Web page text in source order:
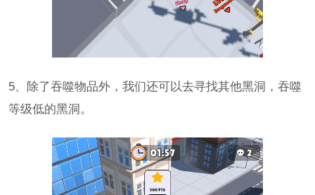
5、除了吞噬物品外，我们还可以去寻找其他黑洞，吞噬
等级低的黑洞。